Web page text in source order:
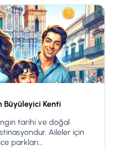
Büyüleyici Kenti
tarihi ve doğal
Aileler için
parkları...